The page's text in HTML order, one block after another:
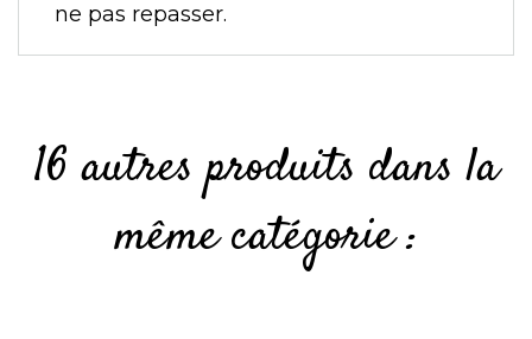
ne pas repasser.
16 autres produits dans la
même catégorie :